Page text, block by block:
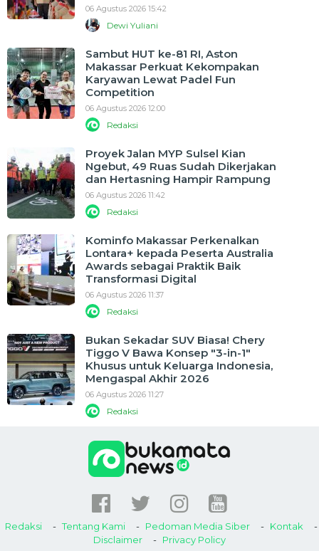
06 Agustus 2026 15:42
Dewi Yuliani
Sambut HUT ke-81 RI, Aston
Makassar Perkuat Kekompakan
Karyawan Lewat Padel Fun
Competition
06 Agustus 2026 12:00
Redaksi
Proyek Jalan MYP Sulsel Kian
Ngebut, 49 Ruas Sudah Dikerjakan
dan Hertasning Hampir Rampung
06 Agustus 2026 11:42
Redaksi
Kominfo Makassar Perkenalkan
Lontara+ kepada Peserta Australia
Awards sebagai Praktik Baik
Transformasi Digital
06 Agustus 2026 11:37
Redaksi
Bukan Sekadar SUV Biasa! Chery
Tiggo V Bawa Konsep "3-in-1"
Khusus untuk Keluarga Indonesia,
Mengaspal Akhir 2026
06 Agustus 2026 11:27
Redaksi
Redaksi Tentang Kami Pedoman Media Siber
Kontak
Disclaimer
Privacy Policy